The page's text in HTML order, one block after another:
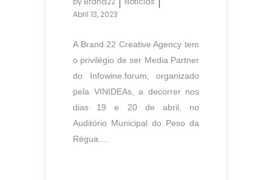
Abril 13, 2023
A Brand 22 Creative Agency tem
o privilégio de ser Media Partner
do Infowine.forum, organizado
pela VINIDEAs, a decorrer nos
dias 19 e 20 de abril, no
Auditório Municipal do Peso da
Régua....